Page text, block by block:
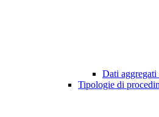
Dati
Tipologie di